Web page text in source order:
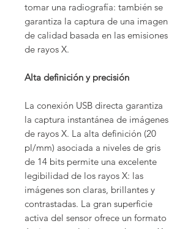
tomar una radiografía: también se
garantiza la captura de una imagen
de calidad basada en las emisiones
de rayos X.
Alta definición y precisión
La conexión USB directa garantiza
la captura instantánea de imágenes
de rayos X. La alta definición (20
pl/mm) asociada a niveles de gris
de 14 bits permite una excelente
legibilidad de los rayos X: las
imágenes son claras, brillantes y
contrastadas. La gran superficie
activa del sensor ofrece un formato